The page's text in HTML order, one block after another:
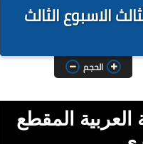
الثالث الاسبوع الثالث
الحجم
2 ابتدائي في اللغة العربية المقطع